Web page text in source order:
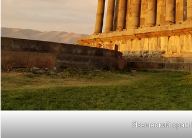
Языческий храм